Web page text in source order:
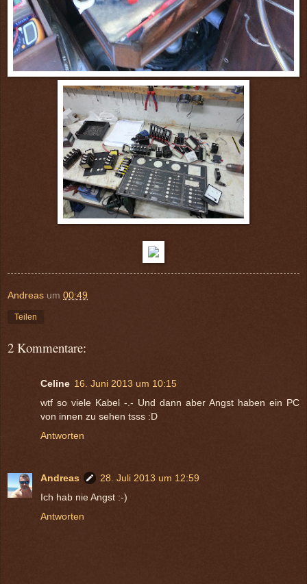
Andreas um 00:49
Teilen
2 Kommentare:
Celine 16. Juni 2013 um 10:15
wtf so viele Kabel -.- Und dann aber Angst haben ein PC
von innen zu sehen tsss :D
Antworten
Andreas
28. Juli 2013 um 12:59
Ich hab nie Angst :-)
Antworten